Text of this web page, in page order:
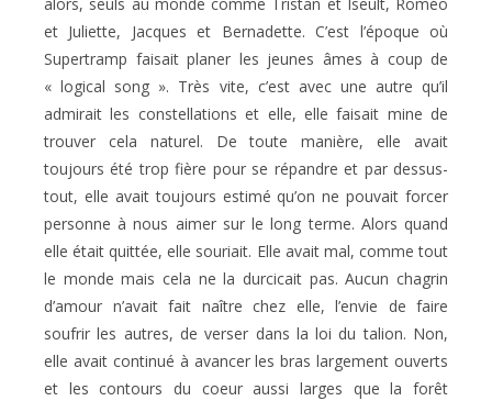
et Juliette, Jacques et Bernadette. C’est l’époque où
Supertramp faisait planer les jeunes âmes à coup de
« logical song ». Très vite, c’est avec une autre qu’il
admirait les constellations et elle, elle faisait mine de
trouver cela naturel. De toute manière, elle avait
toujours été trop fière pour se répandre et par dessus-
tout, elle avait toujours estimé qu’on ne pouvait forcer
personne à nous aimer sur le long terme. Alors quand
elle était quittée, elle souriait. Elle avait mal, comme tout
le monde mais cela ne la durcicait pas. Aucun chagrin
d’amour n’avait fait naître chez elle, l’envie de faire
soufrir les autres, de verser dans la loi du talion. Non,
elle avait continué à avancer les bras largement ouverts
et les contours du coeur aussi larges que la forêt